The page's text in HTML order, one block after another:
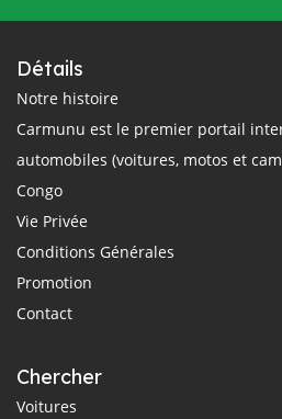
Détails
Notre histoire
Carmunu est le premier portail
automobiles (voitures, motos et
Congo
Vie Privée
Conditions Générales
Promotion
Contact
Chercher
Voitures